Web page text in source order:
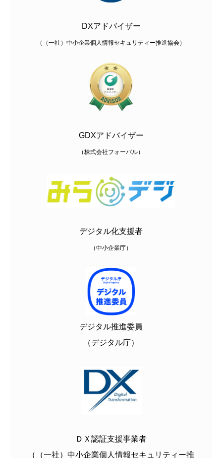
DXアドバイザー
（（一社）中小企業個人情報セキュリティー推進協会）
GDXアドバイザー
（株式会社フォーバル）
デジタル化支援者
（中小企業庁）
デジタル推進委員
（デジタル庁）
ＤＸ認証支援事業者
（（一社）中小企業個人情報セキュリティー推